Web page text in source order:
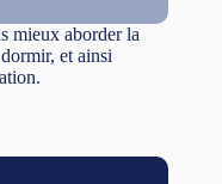
mieux aborder la
et ainsi